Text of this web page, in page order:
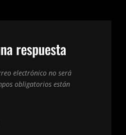
respuesta
electrónico no será
obligatorios están